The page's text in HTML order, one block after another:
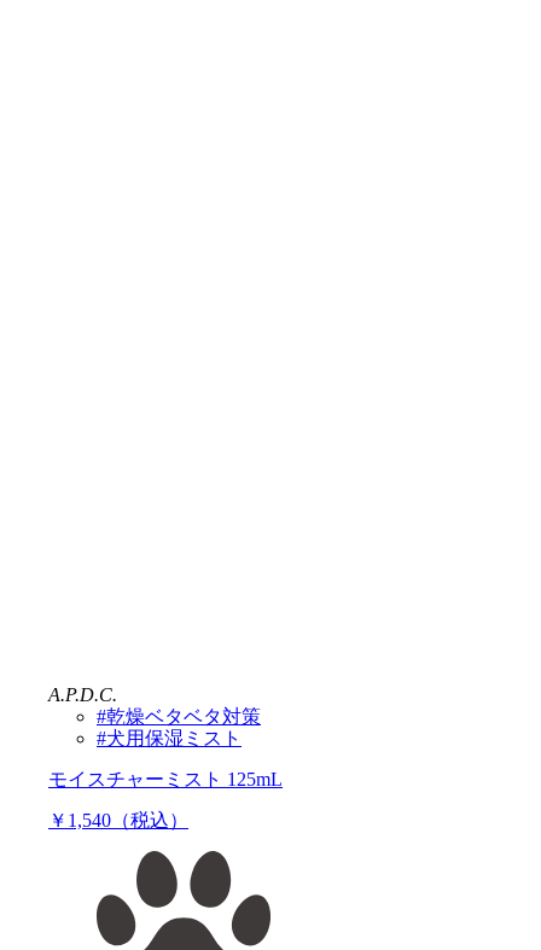
A.P.D.C.
#乾燥ベタベタ対策
#犬用保湿ミスト
モイスチャーミスト 125mL
￥1,540（税込）